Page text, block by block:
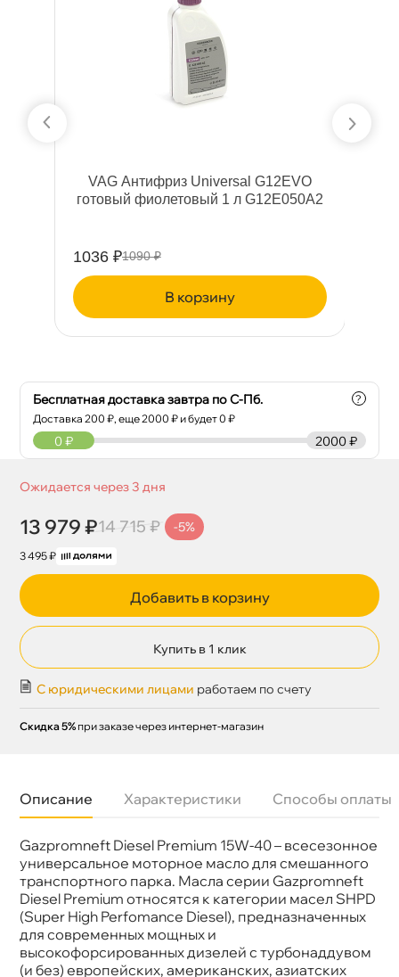
VAG Антифриз Universal G12EVO
отовый фиолетовый 1 л G12E050A2
1036 ₽1090 ₽
корзину
Бесплатная доставка завтра по С-Пб.
Доставка200 ₽, еще2000 ₽ и будет 0 ₽
?
2000 ₽
0 ₽
Ожидается через 3 дня
13 979 ₽14 715 ₽ -5%
3 495 ₽
Добавить в корзину
Купить в 1 клик
С юридическими лицами работаем по счету
Скидка 5% при заказе через интернет-магазин
Описание Характеристики Способы оплаты
Gazpromneft Diesel Premium 15W-40 – всесезонное
универсальное моторное масло для смешанного
транспортного парка. Масла серии Gazpromneft
Diesel Premium относятся к категории масел SHPD
(Super High Perfomance Diesel), предназначенных
для современных мощных и
ысокофорсированных дизелей с турбонаддувом
(и без) европейских, американских, азиатских
язкость
15W-40
Бренд
Тип масла
Минеральное
Допуски
MACK EO-N MB 228.3 VOLVO VDS-3,
Спецификации
API CI-4/SL, ACEA E7
Объем
50л
Артикул
2389901218